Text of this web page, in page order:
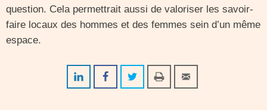
question. Cela permettrait aussi de valoriser les savoir-
faire locaux des hommes et des femmes sein d’un même
espace.